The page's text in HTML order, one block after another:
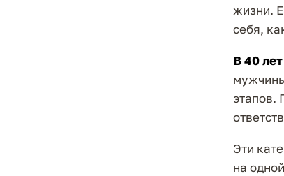
жизни.
себя,
В 40 лет
этапов.
Эти
на